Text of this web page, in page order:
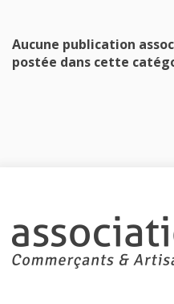
Aucune publication
postée dans cette